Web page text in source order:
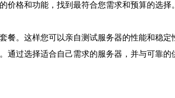
格和功能，找到最符合您需求和预算的选
。这样您可以亲自测试服务器的性能和稳定
通过选择适合自己需求的服务器，并与可靠